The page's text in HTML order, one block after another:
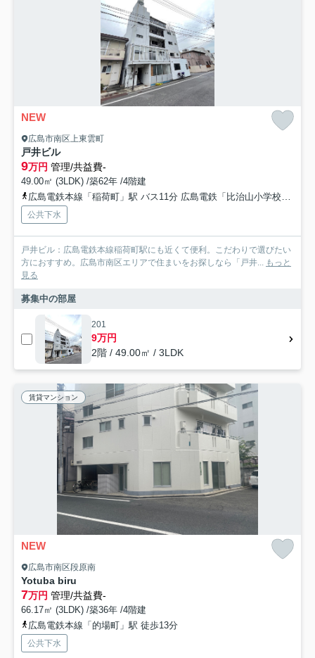
NEW
広島市南区上東雲町
戸井ビル
9万円 管理/共益費-
49.00㎡ (3LDK) /築62年 /4階建
広島電鉄本線「稲荷町」駅 バス11分 広島電鉄「比治山小学校前」 停歩6分
公共下水
戸井ビル：広島電鉄本線稲荷町駅にも近くて便利。こだわりで選びたい
方におすすめ。広島市南区エリアで住まいをお探しなら「戸井... もっと
見る
募集中の部屋
201
9万円
2階 / 49.00㎡ / 3LDK
賃貸マンション
NEW
広島市南区段原南
Yotuba biru
7万円 管理/共益費-
66.17㎡ (3LDK) /築36年 /4階建
広島電鉄本線「的場町」駅 徒歩13分
公共下水